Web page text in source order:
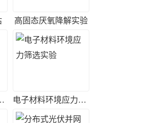
高固态厌氧降解实验
性评估 电子材料环境应力筛选实验